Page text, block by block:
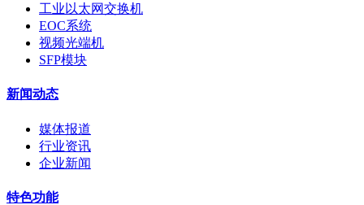
工业以太网交换机
EOC系统
视频光端机
SFP模块
新闻动态
媒体报道
行业资讯
企业新闻
特色功能